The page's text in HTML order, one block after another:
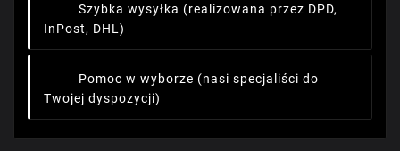
Szybka wysyłka (realizowana przez DPD,
InPost, DHL)
Pomoc w wyborze (nasi specjaliści do
Twojej dyspozycji)